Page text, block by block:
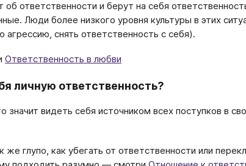
ответственности и берут на себя
Люди более низкого уровня культуры в этих
агрессию, снять ответственность с себя).
Ответственность в любви
личную ответственность?
видеть себя источником всех поступков в
же глупо, как убегать от ответственности или